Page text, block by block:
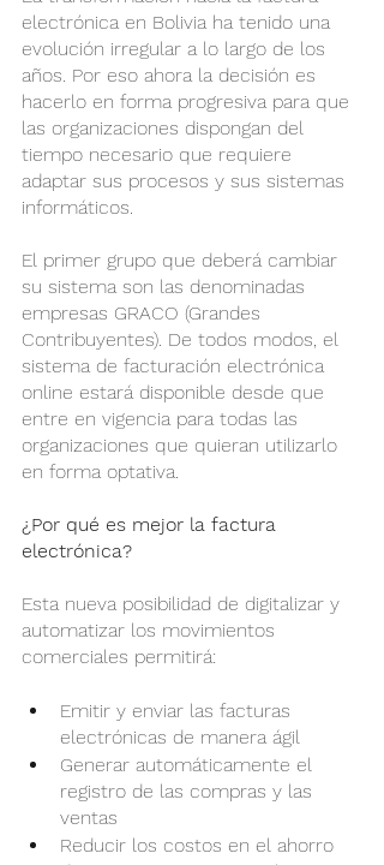
electrónica en Bolivia ha tenido una
evolución irregular a lo largo de los
años. Por eso ahora la decisión es
hacerlo en forma progresiva para que
las organizaciones dispongan del
tiempo necesario que requiere
adaptar sus procesos y sus sistemas
informáticos.
El primer grupo que deberá cambiar
su sistema son las denominadas
empresas GRACO (Grandes
Contribuyentes). De todos modos, el
sistema de facturación electrónica
online estará disponible desde que
entre en vigencia para todas las
organizaciones que quieran utilizarlo
en forma optativa.
¿Por qué es mejor la factura
electrónica?
Esta nueva posibilidad de digitalizar y
automatizar los movimientos
comerciales permitirá:
Emitir y enviar las facturas
electrónicas de manera ágil
Generar automáticamente el
registro de las compras y las
ventas
Reducir los costos en el ahorro